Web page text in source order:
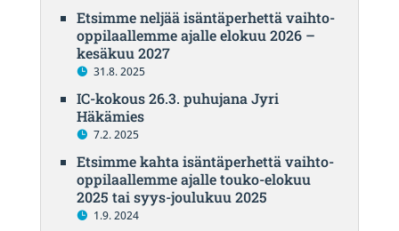
Etsimme neljää isäntäperhettä vaihto-
oppilaallemme ajalle elokuu 2026 –
kesäkuu 2027
31.8. 2025
IC-kokous 26.3. puhujana Jyri
Häkämies
7.2. 2025
Etsimme kahta isäntäperhettä vaihto-
oppilaallemme ajalle touko-elokuu
2025 tai syys-joulukuu 2025
1.9. 2024